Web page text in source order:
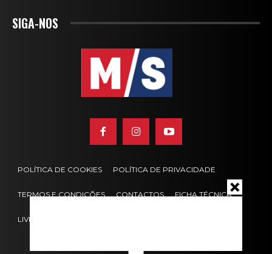
SIGA-NOS
POLÍTICA DE COOKIES POLÍTICA DE PRIVACIDADE
TERMOS E CONDIÇÕES CONTACTOS FICHA TÉCNICA
LIVRO DE RECLAMAÇÕES